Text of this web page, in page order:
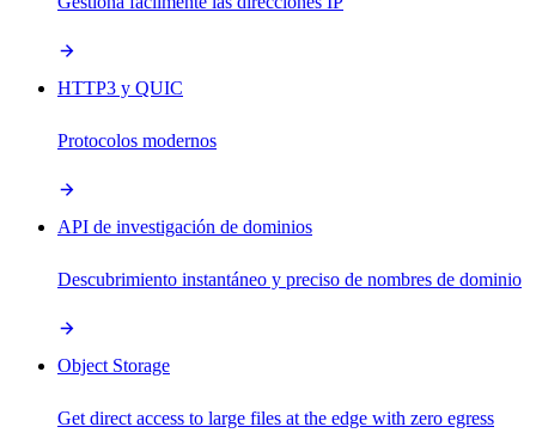
HTTP3 y QUIC
Protocolos modernos
API de investigación de dominios
Descubrimiento instantáneo y preciso de nombres de dominio
Object Storage
Get direct access to large files at the edge with zero egress